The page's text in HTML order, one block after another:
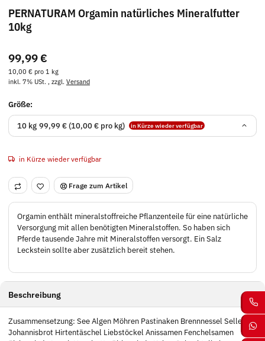
PERNATURAM Orgamin natürliches Mineralfutter
10kg
99,99 €
10,00 € pro 1 kg
inkl. 7% USt. , zzgl. Versand
Größe:
10 kg 99,99 € (10,00 € pro kg) in Kürze wieder verfügbar
in Kürze wieder verfügbar
Frage zum Artikel
Orgamin enthält mineralstoffreiche Pflanzenteile für eine natürliche
Versorgung mit allen benötigten Mineralstoffen. So haben sich
Pferde tausende Jahre mit Mineralstoffen versorgt. Ein Salz
Leckstein sollte aber zusätzlich bereit stehen.
Beschreibung
Zusammensetzung: See Algen Möhren Pastinaken Brennnessel Sellerie
Johannisbrot Hirtentäschel Liebstöckel Anissamen Fenchelsamen